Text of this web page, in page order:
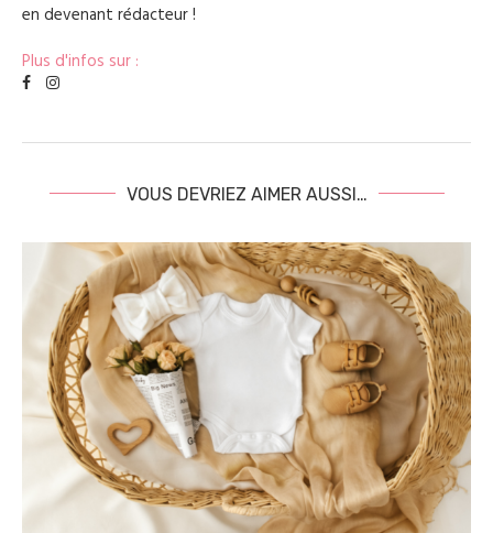
en devenant rédacteur !
Plus d'infos sur :
VOUS DEVRIEZ AIMER AUSSI…